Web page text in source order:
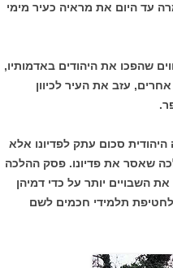
ששימרה עד היום את מראיה כעיר מימי
ובניו, גזרות וצווים שהפכו את היהודים באדמותיו,
עזב את העיר לכיוון
סכום עתק לפדיונו אלא
שאסר את פדיונו. פסק ההלכה
השבויים יותר על כדי דמיהן
תלמידי חכמים לשם